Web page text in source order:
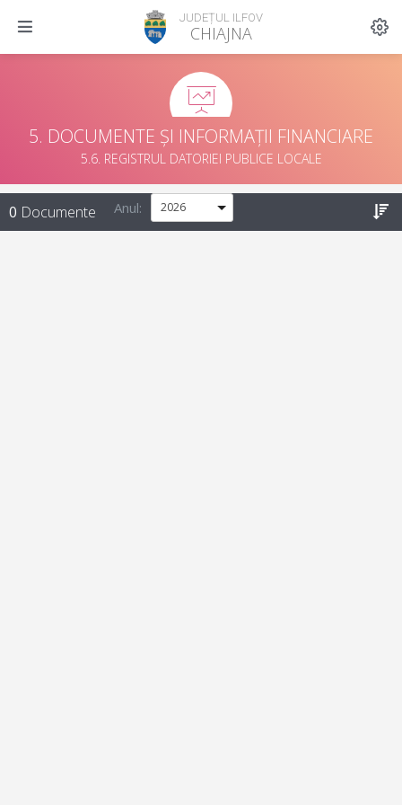
JUDEȚUL ILFOV
CHIAJNA
5. DOCUMENTE ȘI INFORMAȚII FINANCIARE
5.6. REGISTRUL DATORIEI PUBLICE LOCALE
0 Documente Anul: